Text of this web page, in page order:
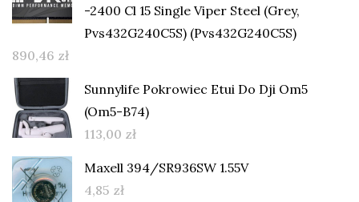
-2400 Cl 15 Single Viper Steel (Grey,
Pvs432G240C5S) (Pvs432G240C5S)
890,46 zł
Sunnylife Pokrowiec Etui Do Dji Om5
(Om5-B74)
113,00 zł
Maxell 394/SR936SW 1.55V
4,85 zł